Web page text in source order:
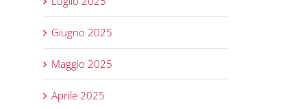
Giugno 2025
Maggio 2025
Aprile 2025